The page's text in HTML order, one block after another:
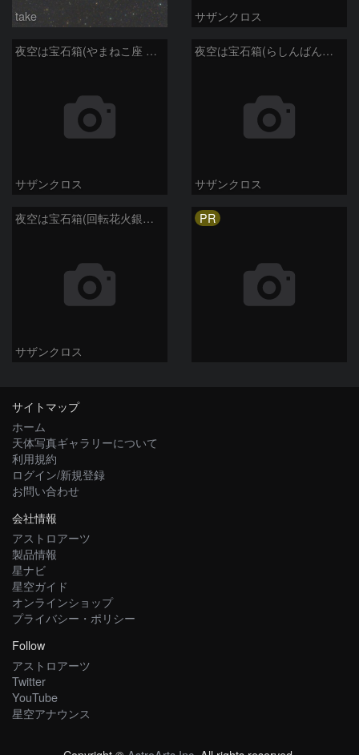
take サザンクロス
夜空は宝石箱(やまねこ座 NGC2683) Seestar50
サザンクロス
夜空は宝石箱(らしんばん座 NGC2613) Seestar50
サザンクロス
夜空は宝石箱(回転花火銀河 M101) Seestar50
サザンクロス
PR
サイトマップ
ホーム
天体写真ギャラリーについて
利用規約
ログイン/新規登録
お問い合わせ
会社情報
アストロアーツ
製品情報
星ナビ
星空ガイド
オンラインショップ
プライバシー・ポリシー
Follow
アストロアーツ
Twitter
YouTube
星空アナウンス